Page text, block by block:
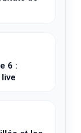
6 :